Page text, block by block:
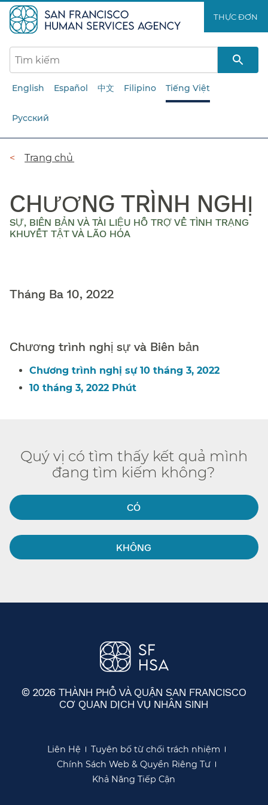
đến
nội
dung
THỰC ĐƠN​​
English Español 中文 Filipino Tiếng Việt
Русский
Đường
Trang chủ​​
CHƯƠNG TRÌNH NGHỊ
SỰ, BIÊN BẢN VÀ TÀI LIỆU HỖ TRỢ VỀ TÌNH TRẠNG
KHUYẾT TẬT VÀ LÃO HÓA
Tháng Ba 10, 2022​​
Chương trình nghị sự và Biên bản​​
Chương trình nghị sự 10 tháng 3, 2022​​
10 tháng 3, 2022 Phút​​
Quý vị có tìm thấy kết quả mình
đang tìm kiếm không?​​
CÓ​​
KHÔNG​​
© 2026 THÀNH PHỐ VÀ QUẬN SAN FRANCISCO
CƠ QUAN DỊCH VỤ NHÂN SINH
Liên Hệ​​
Tuyên bố từ chối trách nhiệm​​
Chính Sách Web & Quyền Riêng Tư​​
Khả Năng Tiếp Cận​​